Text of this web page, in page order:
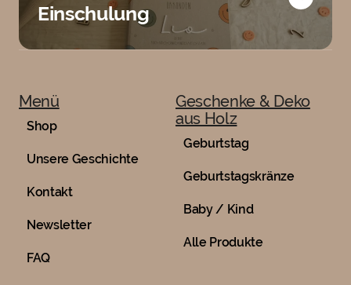
Einschulung
Menü
Shop
Unsere Geschichte
Kontakt
Newsletter
FAQ
Geschenke & Deko
aus Holz
Geburtstag
Geburtstagskränze
Baby / Kind
Alle Produkte